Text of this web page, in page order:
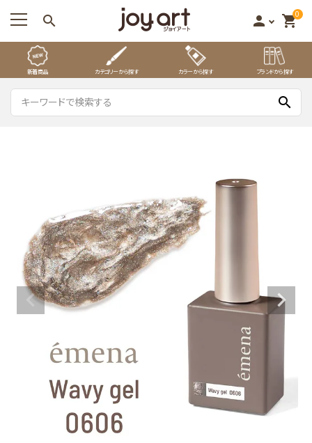
search person 0
shopping_cart
新着商品 カテゴリーから探す カラーから探す ブランドから探す
search